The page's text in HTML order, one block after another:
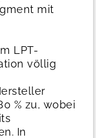
mit
LPT-
völlig
% zu, wobei
In